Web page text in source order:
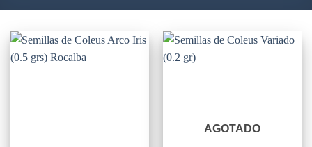
AGOTADO